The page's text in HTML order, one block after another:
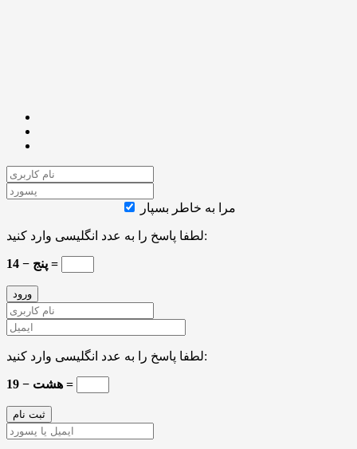
مرا به خاطر بسپار
لطفا پاسخ را به عدد انگلیسی وارد کنید:
14 − پنج =
لطفا پاسخ را به عدد انگلیسی وارد کنید:
19 − هشت =